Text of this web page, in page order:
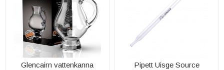
Glencairn vattenkanna Pipett Uisge Source